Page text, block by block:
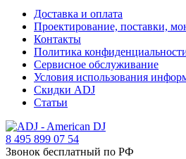
Доставка и оплата
Проектирование, поставки,
Контакты
Политика
Сервисное обслуживание
Условия использования
Скидки ADJ
Статьи
8 495 899 07 54
Звонок бесплатный по РФ